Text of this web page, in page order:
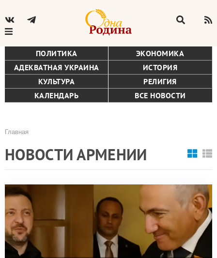
ПОЛИТИКА
ЭКОНОМИКА
АДЕКВАТНАЯ УКРАИНА
ИСТОРИЯ
КУЛЬТУРА
РЕЛИГИЯ
КАЛЕНДАРЬ
ВСЕ НОВОСТИ
Строка
навигации
Главная
НОВОСТИ АРМЕНИИ